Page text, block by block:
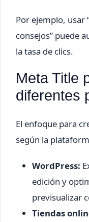
Por ejemplo, usar
consejos” puede
la tasa de clics.
Meta Title
diferentes
El enfoque para
según la
WordPress:
edición y
previsualizar
Tiendas